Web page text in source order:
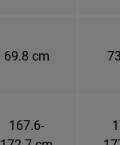
69.8 cm
167.6-